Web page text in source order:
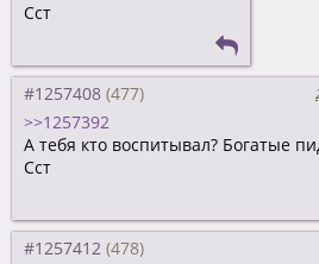
Сст
#1257408
>>1257392
А тебя кто воспитывал? Богатые
Сст
#1257412